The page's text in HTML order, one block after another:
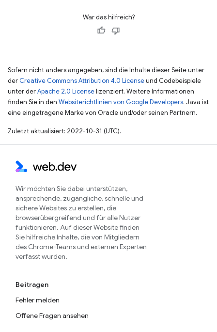
War das hilfreich?
Sofern nicht anders angegeben, sind die Inhalte dieser Seite unter
der Creative Commons Attribution 4.0 Licenseund Codebeispiele
unter derApache 2.0 Licenselizenziert. Weitere Informationen
finden Sie in den Websiterichtlinien von Google Developers. Java ist
eine eingetragene Marke von Oracle und/oder seinen Partnern.
Zuletzt aktualisiert: 2022-10-31 (UTC).
Wir möchten Sie dabei unterstützen,
ansprechende, zugängliche, schnelle und
sichere Websites zu erstellen, die
browserübergreifend und für alle Nutzer
funktionieren. Auf dieser Website finden
Sie hilfreiche Inhalte, die von Mitgliedern
des Chrome-Teams und externen Experten
verfasst wurden.
Beitragen
Fehler melden
Offene Fragen ansehen